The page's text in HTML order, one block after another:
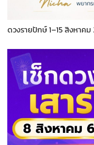
ดวงรายปักษ์ 1–15 สิงหา